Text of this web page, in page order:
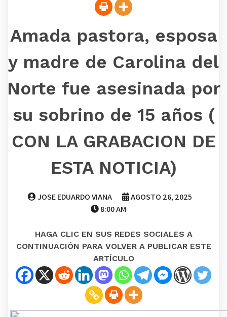
Amada pastora, esposa
y madre de Carolina del
Norte fue asesinada por
su sobrino de 15 años (
CON LA GRABACION DE
ESTA NOTICIA)
JOSE EDUARDO VIANA
AGOSTO 26, 2025
8:00 AM
HAGA CLIC EN SUS REDES SOCIALES A
CONTINUACIÓN PARA VOLVER A PUBLICAR ESTE
ARTÍCULO